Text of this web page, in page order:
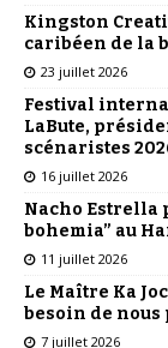
Kingston
caribéen de la
23 juillet 2026
Festival
LaBute,
scénaristes
16 juillet 2026
Nacho Estrella
bohemia” au
11 juillet 2026
Le Maître Ka
besoin de
7 juillet 2026